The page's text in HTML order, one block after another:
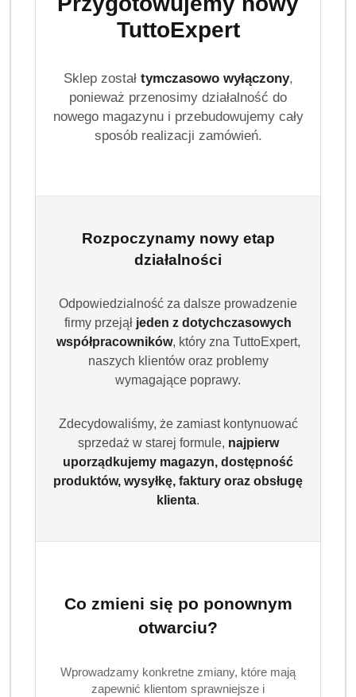
Żelki Happy Cola Haribo 1200 g
Powiadom gdy produkt będzie dostępny
TuttoExpert
Sklep został tymczasowo wyłączony,
ponieważ przenosimy działalność do
nowego magazynu i przebudowujemy cały
sposób realizacji zamówień.
Rozpoczynamy nowy etap
działalności
Odpowiedzialność za dalsze prowadzenie
firmy przejął jeden z dotychczasowych
współpracowników, który zna TuttoExpert,
naszych klientów oraz problemy
wymagające poprawy.
Zdecydowaliśmy, że zamiast kontynuować
sprzedaż w starej formule, najpierw
uporządkujemy magazyn, dostępność
produktów, wysyłkę, faktury oraz obsługę
klienta.
Co zmieni się po ponownym
otwarciu?
Wprowadzamy konkretne zmiany, które mają
zapewnić klientom sprawniejsze i